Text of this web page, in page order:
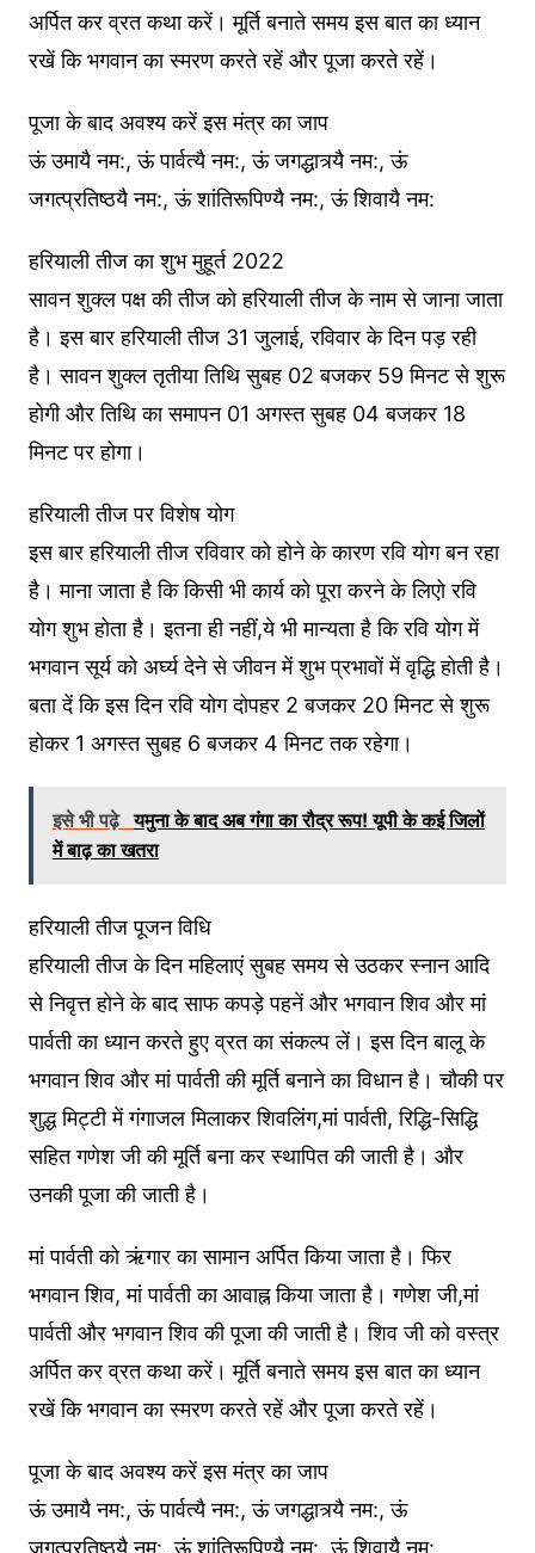
अर्पित कर व्रत कथा करें। मूर्ति बनाते समय इस बात का ध्यान
रखें कि भगवान का स्मरण करते रहें और पूजा करते रहें।
पूजा के बाद अवश्य करें इस मंत्र का जाप
ऊं उमायै नम:, ऊं पार्वत्यै नम:, ऊं जगद्धात्र्यै नम:, ऊं
जगत्प्रतिष्ठयै नम:, ऊं शांतिरूपिण्यै नम:, ऊं शिवायै नम:
हरियाली तीज का शुभ मुहूर्त 2022
सावन शुक्ल पक्ष की तीज को हरियाली तीज के नाम से जाना जाता
है। इस बार हरियाली तीज 31 जुलाई, रविवार के दिन पड़ रही
है। सावन शुक्ल तृतीया तिथि सुबह 02 बजकर 59 मिनट से शुरू
होगी और तिथि का समापन 01 अगस्त सुबह 04 बजकर 18
मिनट पर होगा।
हरियाली तीज पर विशेष योग
इस बार हरियाली तीज रविवार को होने के कारण रवि योग बन रहा
है। माना जाता है कि किसी भी कार्य को पूरा करने के लिएो रवि
योग शुभ होता है। इतना ही नहीं,ये भी मान्यता है कि रवि योग में
भगवान सूर्य को अर्घ्य देने से जीवन में शुभ प्रभावों में वृद्धि होती है।
बता दें कि इस दिन रवि योग दोपहर 2 बजकर 20 मिनट से शुरू
होकर 1 अगस्त सुबह 6 बजकर 4 मिनट तक रहेगा।
इसे भी पढ़े यमुना के बाद अब गंगा का रौद्र रूप! यूपी के कई जिलों
में बाढ़ का खतरा
हरियाली तीज पूजन विधि
हरियाली तीज के दिन महिलाएं सुबह समय से उठकर स्नान आदि
से निवृत्त होने के बाद साफ कपड़े पहनें और भगवान शिव और मां
पार्वती का ध्यान करते हुए व्रत का संकल्प लें। इस दिन बालू के
भगवान शिव और मां पार्वती की मूर्ति बनाने का विधान है। चौकी पर
शुद्ध मिट्टी में गंगाजल मिलाकर शिवलिंग,मां पार्वती, रिद्धि-सिद्धि
सहित गणेश जी की मूर्ति बना कर स्थापित की जाती है। और
उनकी पूजा की जाती है।
मां पार्वती को ऋंगार का सामान अर्पित किया जाता है। फिर
भगवान शिव, मां पार्वती का आवाह्न किया जाता है। गणेश जी,मां
पार्वती और भगवान शिव की पूजा की जाती है। शिव जी को वस्त्र
अर्पित कर व्रत कथा करें। मूर्ति बनाते समय इस बात का ध्यान
रखें कि भगवान का स्मरण करते रहें और पूजा करते रहें।
पूजा के बाद अवश्य करें इस मंत्र का जाप
ऊं उमायै नम:, ऊं पार्वत्यै नम:, ऊं जगद्धात्र्यै नम:, ऊं
जगत्प्रतिष्ठयै नम:, ऊं शांतिरूपिण्यै नम:, ऊं शिवायै नम: